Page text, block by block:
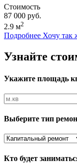
Стоимость
87 000 руб.
2.9 м2
Подробнее Хочу так
Узнайте
Укажите площадь
Выберите тип
Кто будет